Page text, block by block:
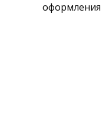
оформления